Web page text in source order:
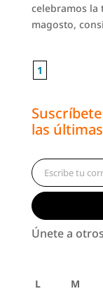
celebramos la
magosto,
1
las
Escribe tu correo electrónico…
Únete a
L M